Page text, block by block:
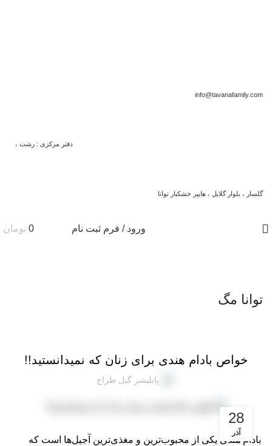
info@tavanafamily.com
دفتر مرکزی : رشت ،
گلسار ، بلوار گلایل ، هایپر خشکبار توانا
ورود / فرم ثبت نام 0 تومان
توانا مگ
خواص بادام هندی برای زنان که نمیدانستید!!
پابلیشر گیل طراح
28
آذر
بادام هندی یکی از محبوب‌ترین و مغذی‌ترین آجیل‌ها است که